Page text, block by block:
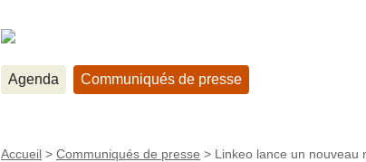
Agenda Communiqués de presse
Accueil > Communiqués de presse > Linkeo lance un nouveau